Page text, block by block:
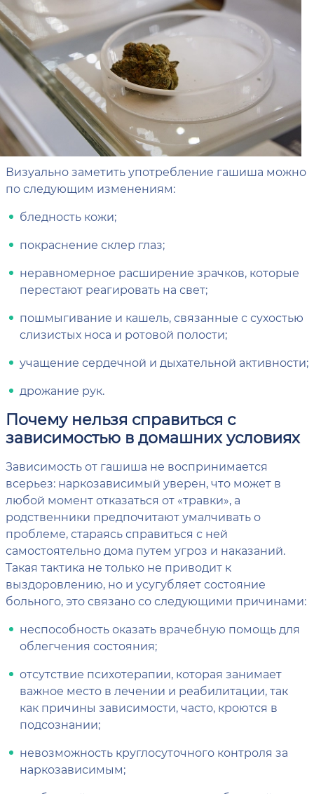
Визуально заметить употребление гашиша можно
по следующим изменениям:
бледность кожи;
покраснение склер глаз;
неравномерное расширение зрачков, которые
перестают реагировать на свет;
пошмыгивание и кашель, связанные с сухостью
слизистых носа и ротовой полости;
учащение сердечной и дыхательной активности;
дрожание рук.
Почему нельзя справиться с
зависимостью в домашних условиях
Зависимость от гашиша не воспринимается
всерьез: наркозависимый уверен, что может в
любой момент отказаться от «травки», а
родственники предпочитают умалчивать о
проблеме, стараясь справиться с ней
самостоятельно дома путем угроз и наказаний.
Такая тактика не только не приводит к
выздоровлению, но и усугубляет состояние
больного, это связано со следующими причинами:
неспособность оказать врачебную помощь для
облегчения состояния;
отсутствие психотерапии, которая занимает
важное место в лечении и реабилитации, так
как причины зависимости, часто, кроются в
подсознании;
невозможность круглосуточного контроля за
наркозависимым;